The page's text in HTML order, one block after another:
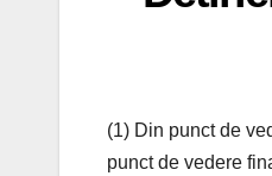
(1) Din punct de
punct de vedere